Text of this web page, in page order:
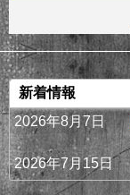
新着情報
2026年8月7日
2026年7月15日